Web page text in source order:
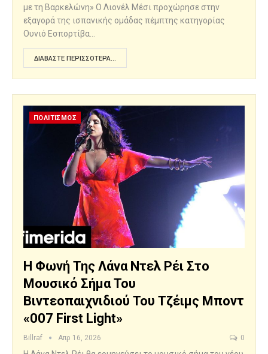
με τη Βαρκελώνη» Ο Λιονέλ Μέσι προχώρησε στην
εξαγορά της ισπανικής ομάδας πέμπτης κατηγορίας
Ουνιό Εσπορτίβα…
ΔΙΑΒΆΣΤΕ ΠΕΡΙΣΣΌΤΕΡΑ...
ΠΟΛΙΤΙΣΜΟΣ
Η Φωνή Της Λάνα Ντελ Ρέι Στο
Μουσικό Σήμα Του
Βιντεοπαιχνιδιού Του Τζέιμς Μποντ
«007 First Light»
Billraf Απρ 16, 2026 0